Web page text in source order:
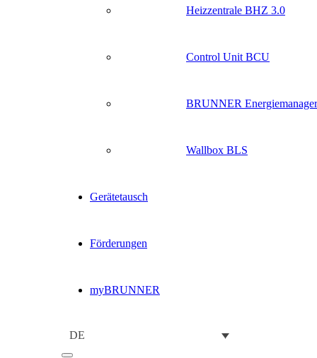
Heizzentrale BHZ 3.0
Control Unit BCU
BRUNNER Energiemanager
Wallbox BLS
Gerätetausch
Förderungen
myBRUNNER
DE